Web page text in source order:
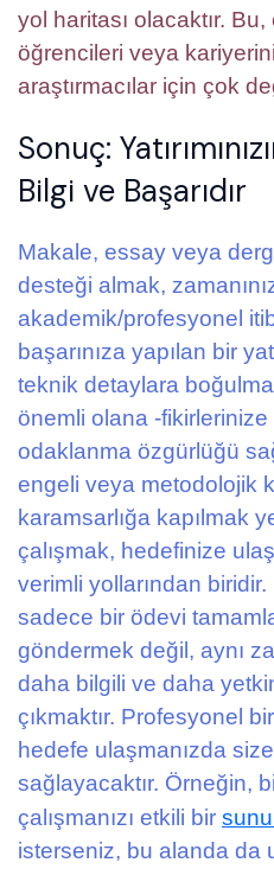
yol haritası olacaktır.
öğrencileri veya
araştırmacılar için çok
Sonuç:
Bilgi ve Başarıdır
Makale, essay veya
desteği almak,
akademik/profesyonel
başarınıza yapılan bir
teknik detaylara
önemli olana -
odaklanma özgürlüğü
engeli veya metodolojik
karamsarlığa kapılmak
çalışmak, hedefinize
verimli yollarından biridir.
sadece bir ödevi
göndermek değil, aynı
daha bilgili ve daha
çıkmaktır. Profesyonel
hedefe ulaşmanızda
sağlayacaktır. Örneğin,
çalışmanızı etkili bir
isterseniz, bu alanda da